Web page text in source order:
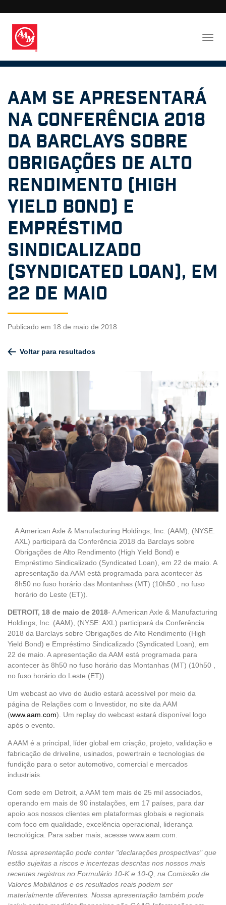
AAM se apresentará
na Conferência 2018
da Barclays sobre
Obrigações de Alto
Rendimento (High
Yield Bond) e
Empréstimo
Sindicalizado
(Syndicated Loan), em
22 de maio
Publicado em 18 de maio de 2018
Voltar para resultados
A American Axle & Manufacturing Holdings, Inc. (AAM), (NYSE:
AXL) participará da Conferência 2018 da Barclays sobre
Obrigações de Alto Rendimento (High Yield Bond) e
Empréstimo Sindicalizado (Syndicated Loan), em 22 de maio. A
apresentação da AAM está programada para acontecer às
8h50 no fuso horário das Montanhas (MT) (10h50 , no fuso
horário do Leste (ET)).
DETROIT, 18 de maio de 2018- A American Axle & Manufacturing
Holdings, Inc. (AAM), (NYSE: AXL) participará da Conferência
2018 da Barclays sobre Obrigações de Alto Rendimento (High
Yield Bond) e Empréstimo Sindicalizado (Syndicated Loan), em
22 de maio. A apresentação da AAM está programada para
acontecer às 8h50 no fuso horário das Montanhas (MT) (10h50 ,
no fuso horário do Leste (ET)).
Um webcast ao vivo do áudio estará acessível por meio da
página de Relações com o Investidor, no site da AAM
(www.aam.com). Um replay do webcast estará disponível logo
após o evento.
A AAM é a principal, líder global em criação, projeto, validação e
fabricação de driveline, usinados, powertrain e tecnologias de
fundição para o setor automotivo, comercial e mercados
industriais.
Com sede em Detroit, a AAM tem mais de 25 mil associados,
operando em mais de 90 instalações, em 17 países, para dar
apoio aos nossos clientes em plataformas globais e regionais
com foco em qualidade, excelência operacional, liderança
tecnológica. Para saber mais, acesse www.aam.com.
Nossa apresentação pode conter "declarações prospectivas" que
estão sujeitas a riscos e incertezas descritas nos nossos mais
recentes registros no Formulário 10-K e 10-Q, na Comissão de
Valores Mobiliários e os resultados reais podem ser
materialmente diferentes. Nossa apresentação também pode